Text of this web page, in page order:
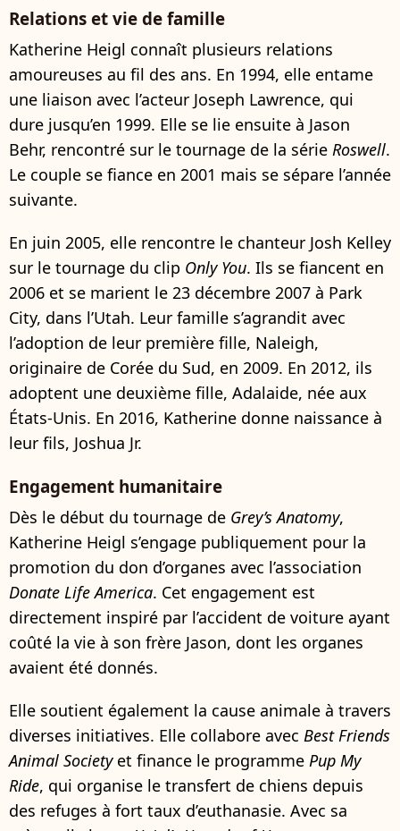
Relations et vie de famille
Katherine Heigl connaît plusieurs relations
amoureuses au fil des ans. En 1994, elle entame
une liaison avec l’acteur Joseph Lawrence, qui
dure jusqu’en 1999. Elle se lie ensuite à Jason
Behr, rencontré sur le tournage de la série Roswell.
Le couple se fiance en 2001 mais se sépare l’année
suivante.
En juin 2005, elle rencontre le chanteur Josh Kelley
sur le tournage du clip Only You. Ils se fiancent en
2006 et se marient le 23 décembre 2007 à Park
City, dans l’Utah. Leur famille s’agrandit avec
l’adoption de leur première fille, Naleigh,
originaire de Corée du Sud, en 2009. En 2012, ils
adoptent une deuxième fille, Adalaide, née aux
États-Unis. En 2016, Katherine donne naissance à
leur fils, Joshua Jr.
Engagement humanitaire
Dès le début du tournage de Grey’s Anatomy,
Katherine Heigl s’engage publiquement pour la
promotion du don d’organes avec l’association
Donate Life America. Cet engagement est
directement inspiré par l’accident de voiture ayant
coûté la vie à son frère Jason, dont les organes
avaient été donnés.
Elle soutient également la cause animale à travers
diverses initiatives. Elle collabore avec Best Friends
Animal Societyet finance le programme Pup My
Ride, qui organise le transfert de chiens depuis
des refuges à fort taux d’euthanasie. Avec sa